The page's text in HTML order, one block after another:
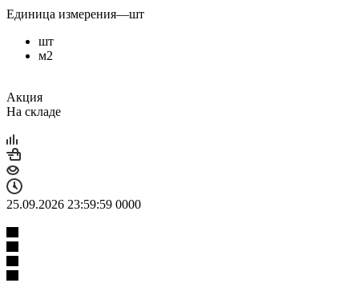
Единица измерения—шт
шт
м2
Акция
На складе
25.09.2026 23:59:59 0000